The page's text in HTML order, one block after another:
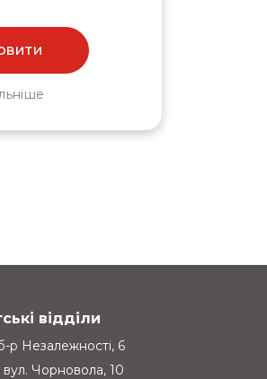
відділи
р Незалежності, 6
Чорновола, 10